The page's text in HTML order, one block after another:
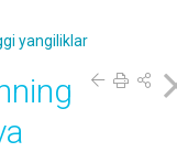
yangiliklar